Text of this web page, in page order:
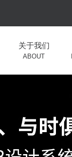
关于我们
ABOUT